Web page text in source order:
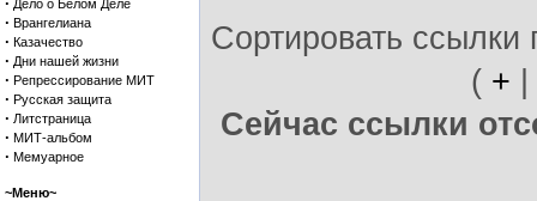
Дело о Белом Деле
· Врангелиана
· Казачество
· Дни нашей жизни
· Репрессирование МИТ
· Русская защита
· Литстраница
· МИТ-альбом
· Мемуарное
~Меню~
Сортировать ссылки
( +
Сейчас ссылки